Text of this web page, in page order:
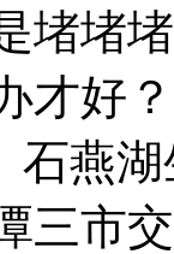
堵堵
才好
石燕
三市